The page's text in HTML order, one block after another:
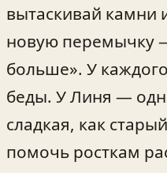
вытаскивай камни
новую перемычку
больше». У
беды. У Линя —
сладкая, как
помочь росткам